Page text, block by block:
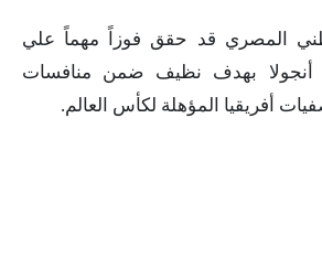
المصري قد حقق فوزاً مهماً علي
أنجولا بهدف نظيف ضمن منافسات
أفريقيا المؤهلة لكأس العالم.